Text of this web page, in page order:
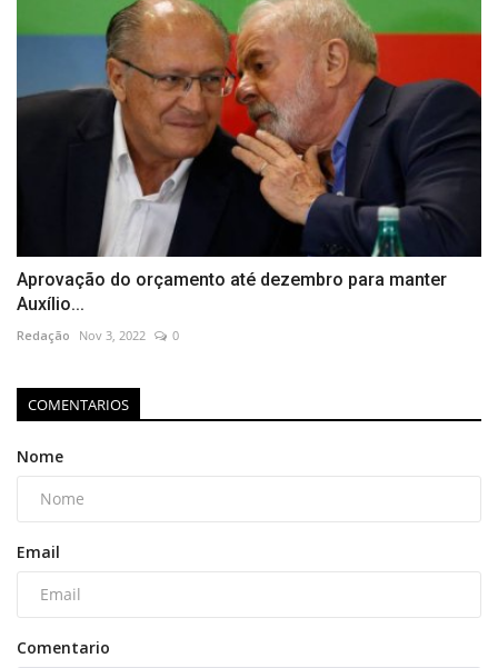
Aprovação do orçamento até dezembro para manter
Auxílio...
Redação Nov 3, 2022 0
COMENTARIOS
Nome
Email
Comentario